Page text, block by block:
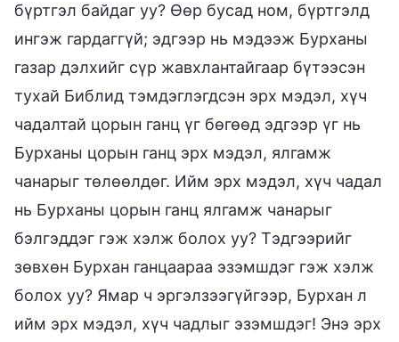
бүртгэл байдаг уу? Өөр бусад ном, бүртгэлд
ингэж гардаггүй; эдгээр нь мэдээж Бурханы
газар дэлхийг сүр жавхлантайгаар бүтээсэн
тухай Библид тэмдэглэгдсэн эрх мэдэл, хүч
чадалтай цорын ганц үг бөгөөд эдгээр үг нь
Бурханы цорын ганц эрх мэдэл, ялгамж
чанарыг төлөөлдөг. Ийм эрх мэдэл, хүч чадал
нь Бурханы цорын ганц ялгамж чанарыг
бэлгэддэг гэж хэлж болох уу? Тэдгээрийг
зөвхөн Бурхан ганцаараа эзэмшдэг гэж хэлж
болох уу? Ямар ч эргэлзээгүйгээр, Бурхан л
ийм эрх мэдэл, хүч чадлыг эзэмшдэг! Энэ эрх